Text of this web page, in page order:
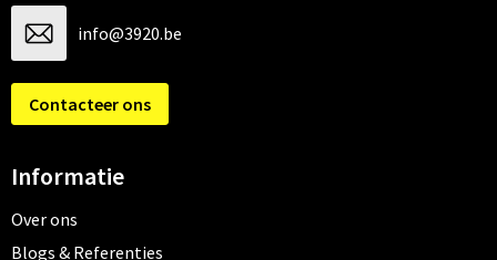
info@3920.be
Contacteer ons
Informatie
Over ons
Blogs & Referenties